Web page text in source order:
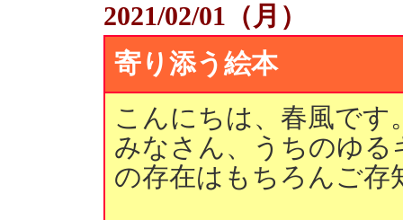
2021/02/01（月）
寄り添う絵本
こんにちは、春風です
みなさん、うちのゆ
の存在はもちろんご存